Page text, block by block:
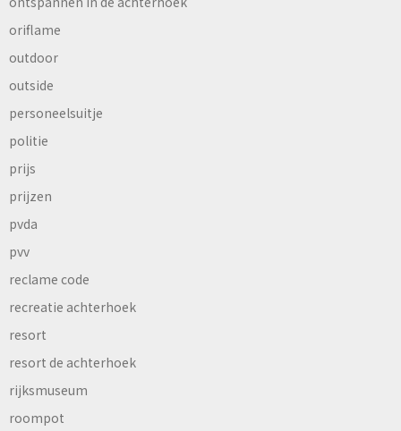
oriflame
outdoor
outside
personeelsuitje
politie
prijs
prijzen
pvda
pvv
reclame code
recreatie achterhoek
resort
resort de achterhoek
rijksmuseum
roompot